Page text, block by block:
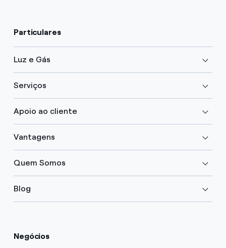
Particulares
Luz e Gás
Serviços
Apoio ao cliente
Vantagens
Quem Somos
Blog
Negócios